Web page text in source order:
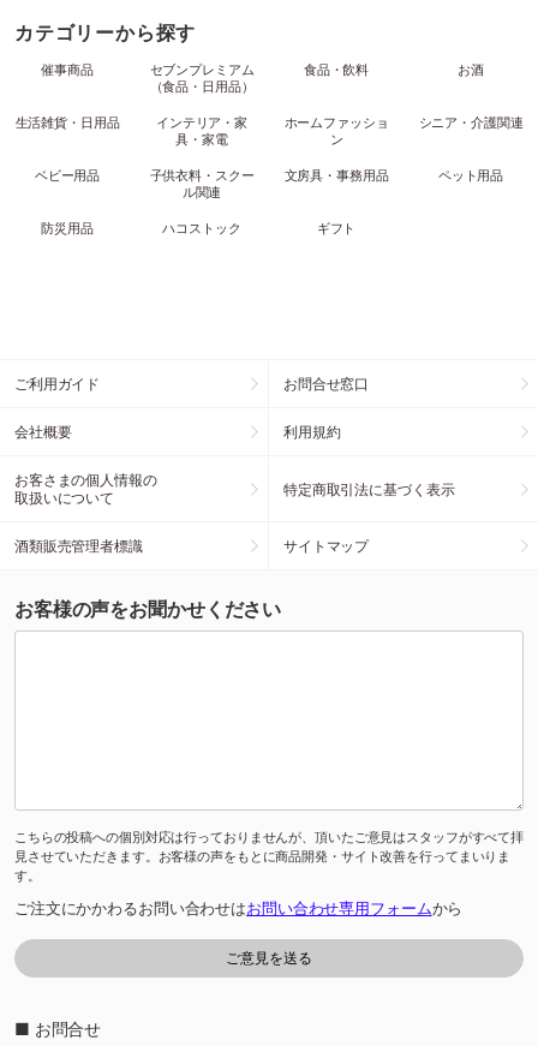
カテゴリーから探す
催事商品
セブンプレミアム
（食品・日用品）
食品・飲料 お酒
生活雑貨・日用品
インテリア・家
具・家電
ホームファッショ
ン
シニア・介護関連
ベビー用品
子供衣料・スクー
ル関連
文房具・事務用品 ペット用品
防災用品 ハコストック ギフト
ご利用ガイド お問合せ窓口
会社概要 利用規約
お客さまの個人情報の
取扱いについて
特定商取引法に基づく表示
酒類販売管理者標識 サイトマップ
お客様の声をお聞かせください
こちらの投稿への個別対応は行っておりませんが、頂いたご意見はスタッフがすべて拝
見させていただきます。お客様の声をもとに商品開発・サイト改善を行ってまいりま
す。
ご注文にかかわるお問い合わせはお問い合わせ専用フォームから
■ お問合せ